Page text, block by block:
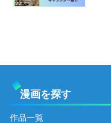
漫画を探す
作品一覧